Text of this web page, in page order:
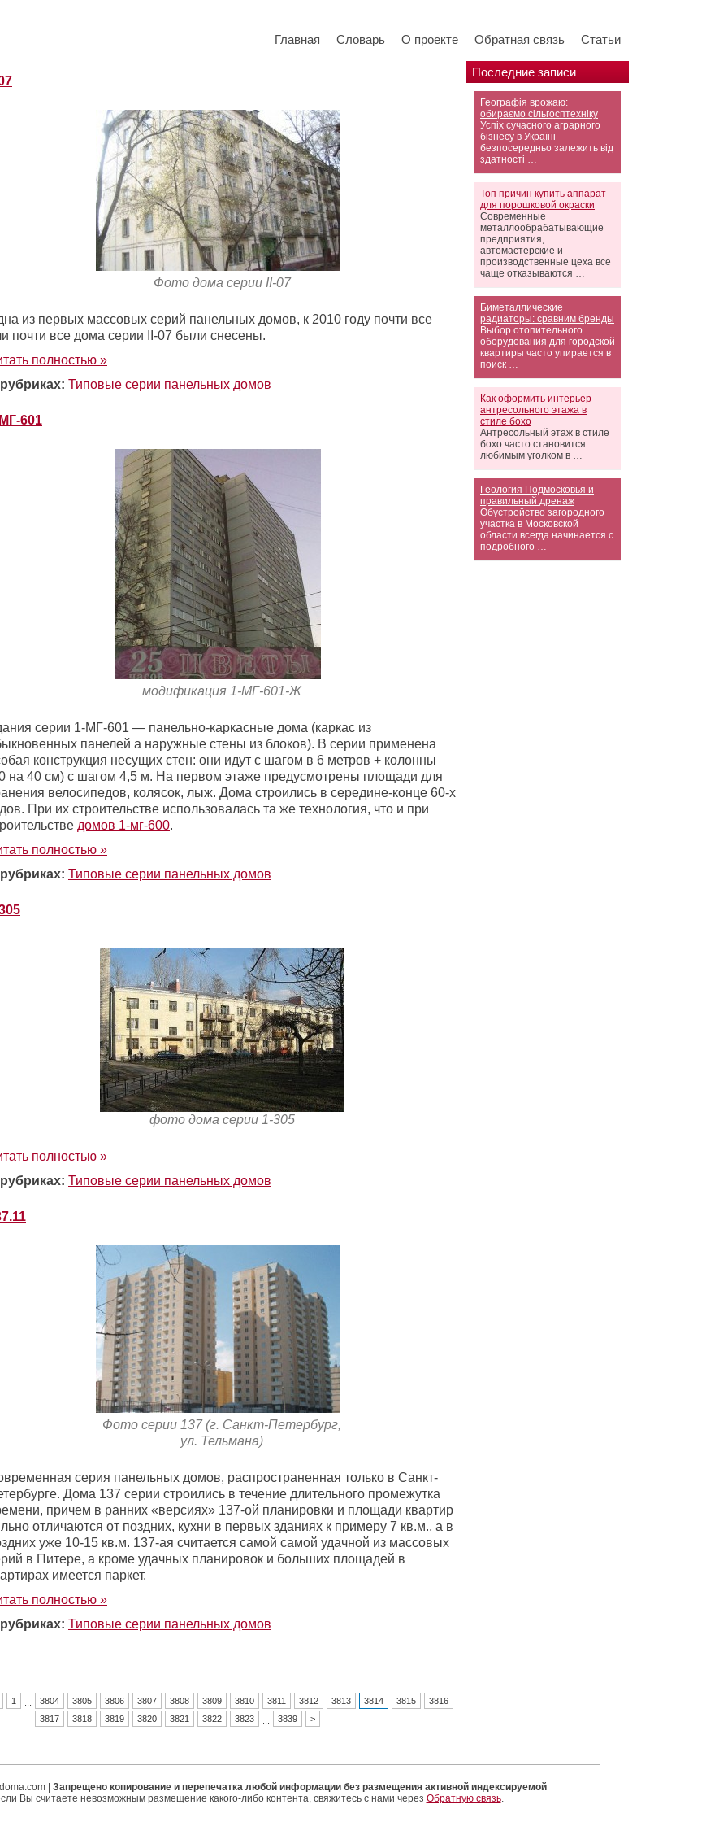
Главная Словарь О проекте Обратная связь Статьи
Последние записи
Географія врожаю:
обираємо сільгосптехніку
Успіх сучасного аграрного
бізнесу в Україні
безпосередньо залежить від
здатності …
Топ причин купить аппарат
для порошковой окраски
Современные
металлообрабатывающие
предприятия,
автомастерские и
производственные цеха все
чаще отказываются …
Биметаллические
радиаторы: сравним бренды
Выбор отопительного
оборудования для городской
квартиры часто упирается в
поиск …
Как оформить интерьер
антресольного этажа в
стиле бохо
Антресольный этаж в стиле
бохо часто становится
любимым уголком в …
Геология Подмосковья и
правильный дренаж
Обустройство загородного
участка в Московской
области всегда начинается с
подробного …
Фото дома серии II-07
из первых массовых серий панельных домов, к 2010 году почти все
почти все дома серии II-07 были снесены.
полностью »
Типовые серии панельных домов
601
модификация 1-МГ-601-Ж
серии 1-МГ-601 — панельно-каркасные дома (каркас из
панелей а наружные стены из блоков). В серии применена
конструкция несущих стен: они идут с шагом в 6 метров + колонны
на 40 см) с шагом 4,5 м. На первом этаже предусмотрены площади для
велосипедов, колясок, лыж. Дома строились в середине-конце 60-х
При их строительстве использовалась та же технология, что и при
домов 1-мг-600.
полностью »
Типовые серии панельных домов
фото дома серии 1-305
полностью »
Типовые серии панельных домов
Фото серии 137 (г. Санкт-Петербург,
ул. Тельмана)
серия панельных домов, распространенная только в Санкт-
Дома 137 серии строились в течение длительного промежутка
причем в ранних «версиях» 137-ой планировки и площади квартир
отличаются от поздних, кухни в первых зданиях к примеру 7 кв.м., а в
уже 10-15 кв.м. 137-ая считается самой самой удачной из массовых
в Питере, а кроме удачных планировок и больших площадей в
имеется паркет.
полностью »
Типовые серии панельных домов
1 3804 3805 3806 3807 3808 3809 3810 3811 3812 3813 3814 3815
3816
3817
3818 3819 3820 3821 3822 3823 3839 >
| Запрещено копирование и перепечатка любой информации без размещения активной индексируемой
Вы считаете невозможным размещение какого-либо контента, свяжитесь с нами через Обратную связь.